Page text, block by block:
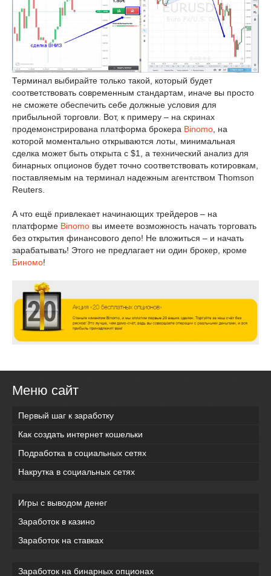
Терминал выбирайте только такой, который будет
соответствовать современным стандартам, иначе вы просто
не сможете обеспечить себе должные условия для
прибыльной торговли. Вот, к примеру – на скринах
продемонстрирована платформа брокера Binomo, на
которой моментально открываются лоты, минимальная
сделка может быть открыта с $1, а технический анализ для
бинарных опционов будет точно соответствовать котировкам,
поставляемым на терминал надежным агентством Thomson
Reuters.
А что ещё привлекает начинающих трейдеров – на
платформе Binomo вы имеете возможность начать торговать
без открытия финансового депо! Не вложиться – и начать
зарабатывать! Этого не предлагает ни один брокер, кроме
Биномо!
Меню сайт
Первый шаг к заработку
Как создать интернет кошельки
Подработка в социальных сетях
Накрутка в социальных сетях
Игры с выводом денег
Заработок в казино
Заработок на ставках
Заработок на бинарных опционах